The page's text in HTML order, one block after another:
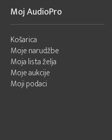
Moj AudioPro
Košarica
Moje narudžbe
Moja lista želja
Moje aukcije
Moji podaci